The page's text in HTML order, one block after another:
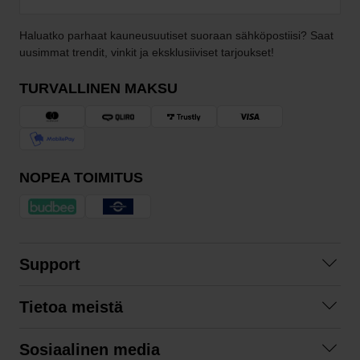
Haluatko parhaat kauneusuutiset suoraan sähköpostiisi? Saat
uusimmat trendit, vinkit ja eksklusiiviset tarjoukset!
TURVALLINEN MAKSU
NOPEA TOIMITUS
Support
Tilausehdot
Tietoa meistä
Sosiaalinen media